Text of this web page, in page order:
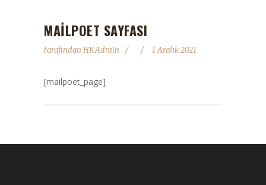
MAILPOET SAYFASI
tarafından HKAdmin 1 Aralık 2021
[mailpoet_page]